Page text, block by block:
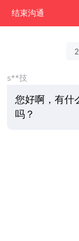
结束沟通
s**技
您好啊，有什
吗？